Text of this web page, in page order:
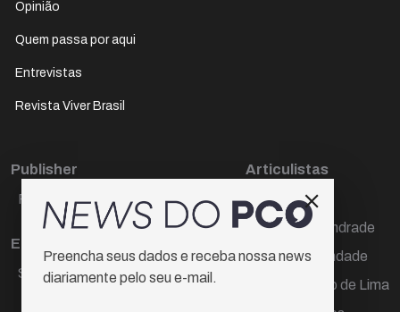
Opinião
Quem passa por aqui
Entrevistas
Revista Viver Brasil
Publisher
Paulo Cesar de Oliveira
Editora Chefe
Sueli Cotta
Articulistas
Décio Freire
Dr Marcos Andrade
Hamilton Trindade
Igor Carvalho de Lima
Preencha seus dados e receba nossa news
diariamente pelo seu e-mail.